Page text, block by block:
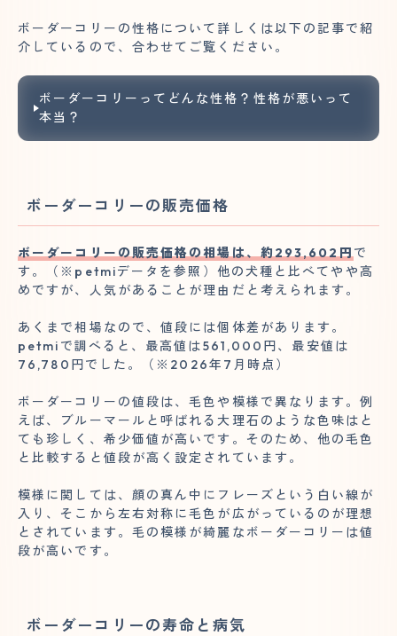
ボーダーコリーの性格について詳しくは以下の記事で紹
介しているので、合わせてご覧ください。
ボーダーコリーってどんな性格？性格が悪いって
本当？
ボーダーコリーの販売価格
ボーダーコリーの販売価格の相場は、約293,602円 で
す。（※petmiデータを参照）他の犬種と比べてやや高
めですが、人気があることが理由だと考えられます。
あくまで相場なので、値段には個体差があります。
petmiで調べると、最高値は561,000円、最安値は
76,780円でした。（※2026年7月時点）
ボーダーコリーの値段は、毛色や模様で異なります。例
えば、ブルーマールと呼ばれる大理石のような色味はと
ても珍しく、希少価値が高いです。そのため、他の毛色
と比較すると値段が高く設定されています。
模様に関しては、顔の真ん中にフレーズという白い線が
入り、そこから左右対称に毛色が広がっているのが理想
とされています。毛の模様が綺麗なボーダーコリーは値
段が高いです。
ボーダーコリーの寿命と病気